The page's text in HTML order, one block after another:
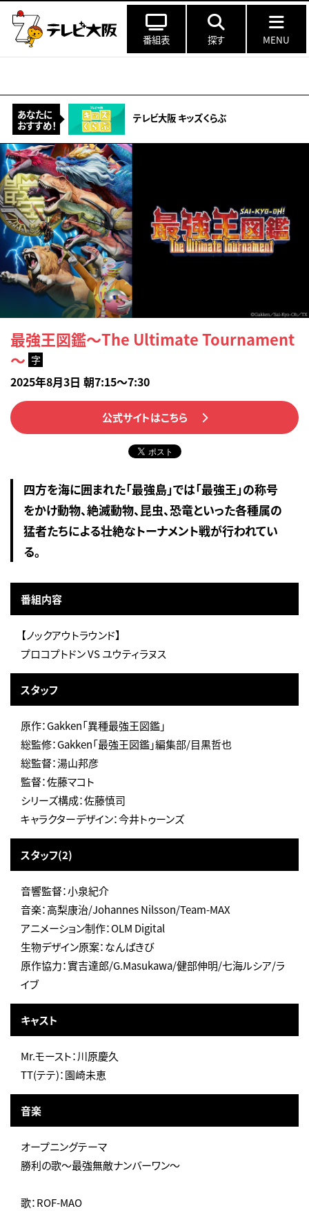
番組表 探す MENU
あなたに
おすすめ！
テレビ大阪 キッズくらぶ
最強王図鑑～The Ultimate Tournament
～ 字
2025年8月3日 朝7:15～7:30
公式サイトはこちら
四方を海に囲まれた「最強島」では「最強王」の称号
をかけ動物、絶滅動物、昆虫、恐竜といった各種属の
猛者たちによる壮絶なトーナメント戦が行われてい
る。
番組内容
【ノックアウトラウンド】
プロコプトドン VS ユウティラヌス
スタッフ
原作：Gakken「異種最強王図鑑」
総監修：Gakken「最強王図鑑」編集部/目黒哲也
総監督：湯山邦彦
監督：佐藤マコト
シリーズ構成：佐藤慎司
キャラクターデザイン：今井トゥーンズ
スタッフ(2)
音響監督：小泉紀介
音楽：高梨康治/Johannes Nilsson/Team-MAX
アニメーション制作：OLM Digital
生物デザイン原案：なんばきび
原作協力：實吉達郎/G.Masukawa/健部伸明/七海ルシア/ラ
イブ
キャスト
Mr.モースト：川原慶久
TT(テテ)：園崎未恵
音楽
オープニングテーマ
勝利の歌～最強無敵ナンバーワン～
歌：ROF-MAO